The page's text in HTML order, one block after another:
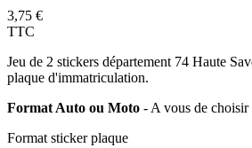
3,75 €
TTC
Jeu de 2 stickers département 74 Haute
plaque d'immatriculation.
Format Auto ou Moto - A vous de choisir
Format sticker plaque